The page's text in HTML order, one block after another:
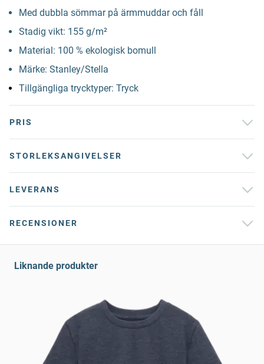
Med dubbla sömmar på ärmmuddar och fåll
Stadig vikt: 155 g/m²
Material: 100 % ekologisk bomull
Märke: Stanley/Stella
Tillgängliga trycktyper: Tryck
PRIS
STORLEKSANGIVELSER
LEVERANS
RECENSIONER
Liknande produkter